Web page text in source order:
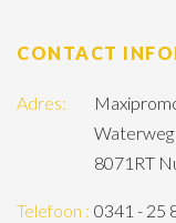
CONTACT
Adres:
Waterweg
8071RT
Telefoon : 0341 - 25